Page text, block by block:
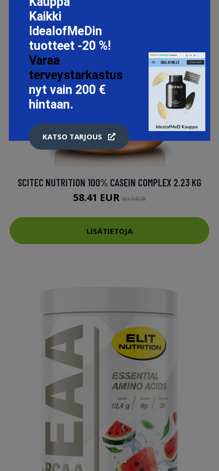
SCITEC NUTRITION 100% CASEIN COMPLEX 2.23 KG
58.41 EUR89.9 EUR
LISÄTIETOJA
Kaikki
IdealofMeDin
tuotteet -20 %!
Varaa
terveystarkastus
nyt vain 200 €
hintaan.
KATSO TARJOUS